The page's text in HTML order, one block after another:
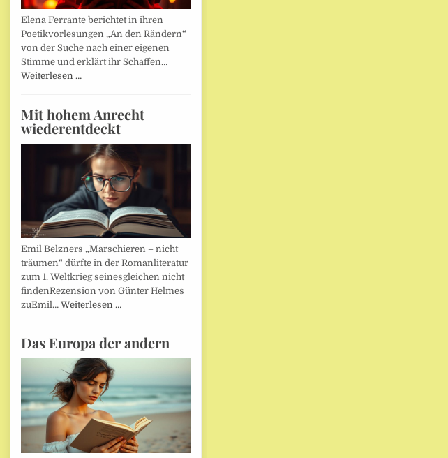
Elena Ferrante berichtet in ihren
Poetikvorlesungen „An den Rändern“
von der Suche nach einer eigenen
Stimme und erklärt ihr Schaffen…
Weiterlesen …
Mit hohem Anrecht
wiederentdeckt
Emil Belzners „Marschieren – nicht
träumen“ dürfte in der Romanliteratur
zum 1. Weltkrieg seinesgleichen nicht
findenRezension von Günter Helmes
zuEmil… Weiterlesen …
Das Europa der andern